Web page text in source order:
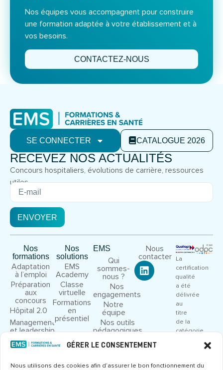
GÉRER LE CONSENTEMENT
Nous utilisons des cookies afin d’assurer le bon fonctionnement du
Nos équipes vous accompagnent pour construire
une formation adaptée à votre établissement et à
vos besoins.
CONTACTEZ-NOUS
SE CONNECTER CATALOGUE 2026
RECEVEZ NOS ACTUALITÉS
Concours hospitaliers, évolutions de carrière, ressources
utiles.
ENVOYER
Nos
formations
Adaptation
à l’emploi
Préparation
aux
concours
Hôpital 2.0
Management
et leadership
Droit et
cadre
Congrès et
Nos
solutions
EMS
Academy
Classe
virtuelle
Formations
en
présentiel
EMS
Qui
sommes-
nous ?
Nos
engagements
Notre
équipe
Nos outils
pédagogiques
Nous
rejoindre
Nous
contacter
La
certification
qualité
a été
délivrée
au
titre
de la
catégorie
ACTIONS